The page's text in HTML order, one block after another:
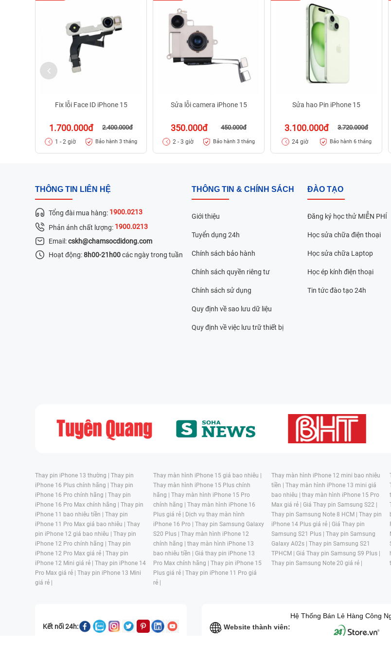
Fix lỗi Face ID iPhone 15
1.700.000đ 2.400.000đ
1 - 2 giờ Bảo hành 3 tháng
Sửa lỗi camera iPhone 15
350.000đ 450.000đ
2 - 3 giờ Bảo hành 3 tháng
Sửa hao Pin iPhone 15
3.100.000đ 3.720.000đ
24 giờ Bảo hành 6 tháng
THÔNG TIN LIÊN HỆ
Tổng đài mua hàng: 1900.0213
Phản ánh chất lượng: 1900.0213
Email:cskh@chamsocdidong.com
Hoạt động:8h00-21h00các ngày trong tuần
THÔNG TIN & CHÍNH SÁCH
Giới thiệu
Tuyển dụng 24h
Chính sách bảo hành
Chính sách quyền riêng tư
Chính sách sử dụng
Quy định về sao lưu dữ liệu
Quy định về việc lưu trữ thiết bị
ĐÀO TẠO
Đăng ký học thử MIỄN PHÍ
Học sửa chữa điện thoại
Học sửa chữa Laptop
Học ép kính điện thoại
Tin tức đào tạo 24h
Thay pin iPhone 13 thường | Thay pin
iPhone 16 Plus chính hãng | Thay pin
iPhone 16 Pro chính hãng | Thay pin
iPhone 16 Pro Max chính hãng | Thay pin
iPhone 11 bao nhiêu tiền | Thay pin
iPhone 11 Pro Max giá bao nhiêu | Thay
pin iPhone 12 giá bao nhiêu | Thay pin
iPhone 12 Pro chính hãng | Thay pin
iPhone 12 Pro Max giá rẻ | Thay pin
iPhone 12 Mini giá rẻ | Thay pin iPhone 14
Pro Max giá rẻ | Thay pin iPhone 13 Mini
giá rẻ |
Thay màn hình iPhone 15 giá bao nhiêu |
Thay màn hình iPhone 15 Plus chính
hãng | Thay màn hình iPhone 15 Pro
chính hãng | Thay màn hình iPhone 16
Plus giá rẻ | Dịch vụ thay màn hình
iPhone 16 Pro | Thay pin Samsung Galaxy
S20 Plus | Thay màn hình iPhone 12
chính hãng | thay màn hình iPhone 13
bao nhiêu tiền | Giá thay pin iPhone 13
Pro Max chính hãng | Thay pin iPhone 15
Plus giá rẻ | Thay pin iPhone 11 Pro giá
rẻ |
Thay màn hình iPhone 12 mini bao nhiêu
tiền | Thay màn hình iPhone 13 mini giá
bao nhiêu | thay màn hình iPhone 15 Pro
Max giá rẻ | Giá Thay pin Samsung S22 |
Thay pin Samsung Note 8 HCM | Thay pin
iPhone 14 Plus giá rẻ | Giá Thay pin
Samsung S21 Plus | Thay pin Samsung
Galaxy A02s | Thay pin Samsung S21
TPHCM | Giá Thay pin Samsung S9 Plus |
Thay pin Samsung Note 20 giá rẻ |
Kết nối 24h: Website thành viên:
Hệ Thống Bán Lẻ Hàng Công